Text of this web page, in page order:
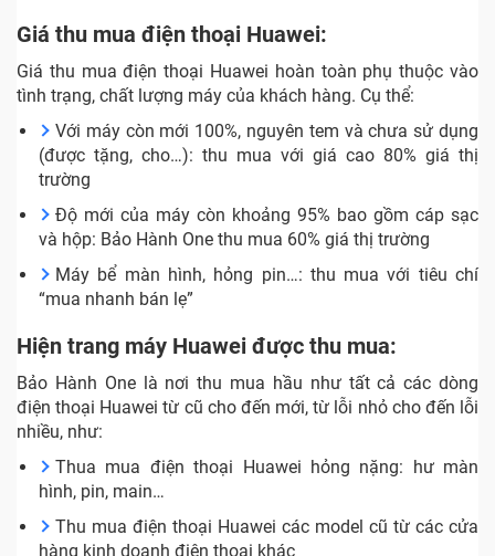
Giá thu mua điện thoại Huawei:
Giá thu mua điện thoại Huawei hoàn toàn phụ thuộc vào
tình trạng, chất lượng máy của khách hàng. Cụ thể:
Với máy còn mới 100%, nguyên tem và chưa sử dụng
(được tặng, cho…): thu mua với giá cao 80% giá thị
trường
Độ mới của máy còn khoảng 95% bao gồm cáp sạc
và hộp: Bảo Hành One thu mua 60% giá thị trường
Máy bể màn hình, hỏng pin…: thu mua với tiêu chí
“mua nhanh bán lẹ”
Hiện trang máy Huawei được thu mua:
Bảo Hành One là nơi thu mua hầu như tất cả các dòng
điện thoại Huawei từ cũ cho đến mới, từ lỗi nhỏ cho đến lỗi
nhiều, như:
Thua mua điện thoại Huawei hỏng nặng: hư màn
hình, pin, main…
Thu mua điện thoại Huawei các model cũ từ các cửa
hàng kinh doanh điện thoại khác